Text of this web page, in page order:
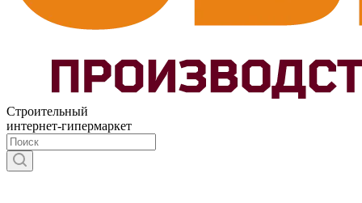
Строительный
интернет-гипермаркет